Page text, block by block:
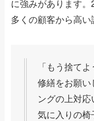
に強みがあります。
多くの顧客から高い
「もう捨て
修繕をお願い
ングの上対
気に入りの